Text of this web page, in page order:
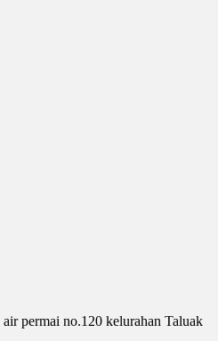
permai no.120 kelurahan Taluak